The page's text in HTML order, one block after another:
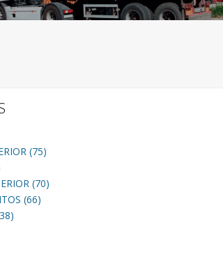
(75)
(70)
(66)